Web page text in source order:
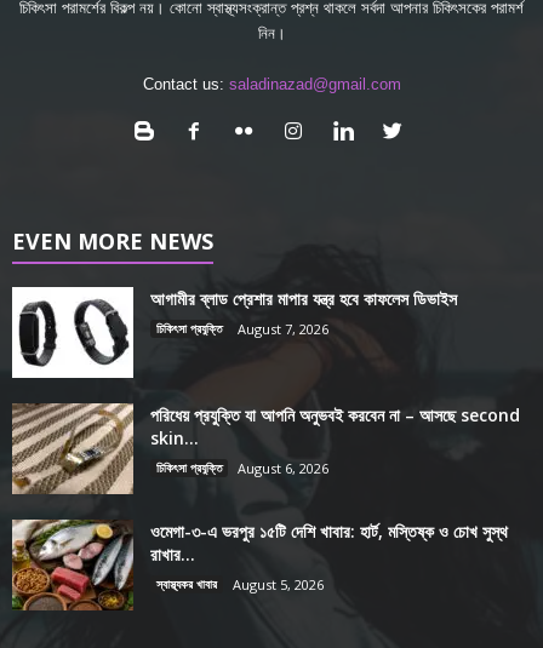
চিকিৎসা পরামর্শের বিকল্প নয়। কোনো স্বাস্থ্যসংক্রান্ত প্রশ্ন থাকলে সর্বদা আপনার চিকিৎসকের পরামর্শ
নিন।
Contact us: saladinazad@gmail.com
EVEN MORE NEWS
আগামীর ব্লাড প্রেশার মাপার যন্ত্র হবে কাফলেস ডিভাইস
চিকিৎসা প্রযুক্তি August 7, 2026
পরিধেয় প্রযুক্তি যা আপনি অনুভবই করবেন না – আসছে second
skin...
চিকিৎসা প্রযুক্তি August 6, 2026
ওমেগা-৩-এ ভরপুর ১৫টি দেশি খাবার: হার্ট, মস্তিষ্ক ও চোখ সুস্থ
রাখার...
স্বাস্থ্যকর খাবার August 5, 2026